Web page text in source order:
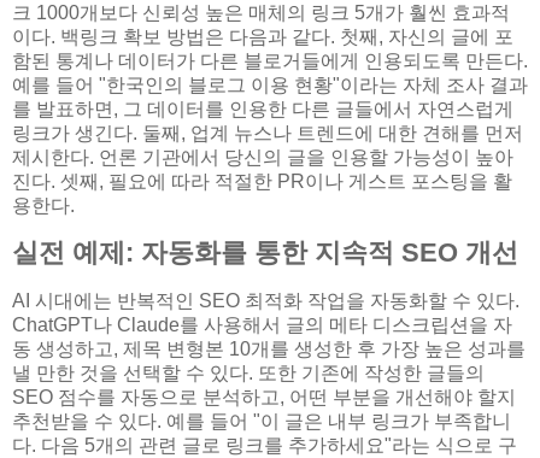
크 1000개보다 신뢰성 높은 매체의 링크 5개가 훨씬 효과적
이다. 백링크 확보 방법은 다음과 같다. 첫째, 자신의 글에 포
함된 통계나 데이터가 다른 블로거들에게 인용되도록 만든다.
예를 들어 "한국인의 블로그 이용 현황"이라는 자체 조사 결과
를 발표하면, 그 데이터를 인용한 다른 글들에서 자연스럽게
링크가 생긴다. 둘째, 업계 뉴스나 트렌드에 대한 견해를 먼저
제시한다. 언론 기관에서 당신의 글을 인용할 가능성이 높아
진다. 셋째, 필요에 따라 적절한 PR이나 게스트 포스팅을 활
용한다.
실전 예제: 자동화를 통한 지속적 SEO 개선
AI 시대에는 반복적인 SEO 최적화 작업을 자동화할 수 있다.
ChatGPT나 Claude를 사용해서 글의 메타 디스크립션을 자
동 생성하고, 제목 변형본 10개를 생성한 후 가장 높은 성과를
낼 만한 것을 선택할 수 있다. 또한 기존에 작성한 글들의
SEO 점수를 자동으로 분석하고, 어떤 부분을 개선해야 할지
추천받을 수 있다. 예를 들어 "이 글은 내부 링크가 부족합니
다. 다음 5개의 관련 글로 링크를 추가하세요"라는 식으로 구